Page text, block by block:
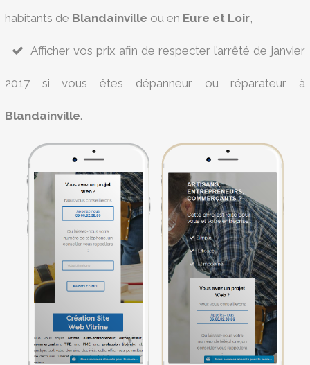
habitants de Blandainville ou en Eure et Loir,
Afficher vos prix afin de respecter l’arrêté de janvier
2017 si vous êtes dépanneur ou réparateur à
Blandainville.